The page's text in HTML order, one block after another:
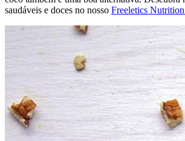
saudáveis e doces no nosso Freeletics